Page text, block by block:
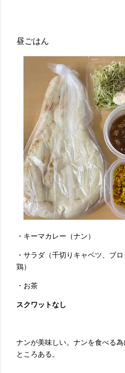
昼ごはん
・キーマカレー（ナン）
・サラダ（千切りキャベツ、ブ
鶏）
・お茶
スクワットなし
ナンが美味しい。ナンを食べる
ところある。